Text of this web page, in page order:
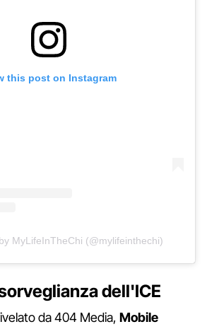
this post on Instagram
MyLifeInTheChi (@mylifeinthechi)
dell'ICE
da 404 Media, Mobile